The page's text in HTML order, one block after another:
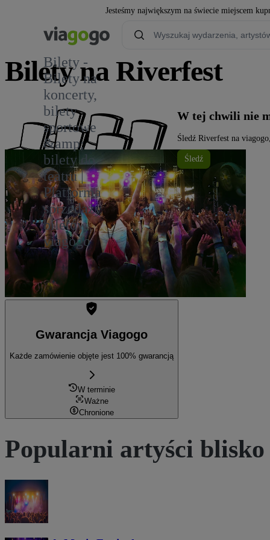
Jesteśmy największym na świecie miejscem
Bilety -
Bilety na
koncerty,
bilety
sportowe
&amp;
bilety do
teatru |
Platforma
sprzedaży
biletów
viagogo
Bilety na Riverfest
W tej chwili nie
Śledź Riverfest na
Śledź
Gwarancja Viagogo
Każde zamówienie objęte jest 100% gwarancją
W terminie
Ważne
Chronione
Popularni artyści blisko